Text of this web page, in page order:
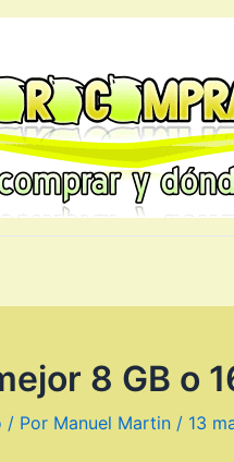
8 GB o
/ Por Manuel Martin / 13